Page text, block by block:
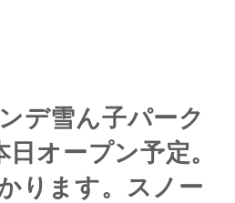
デ雪ん子パーク
オープン予定。
ります。スノー